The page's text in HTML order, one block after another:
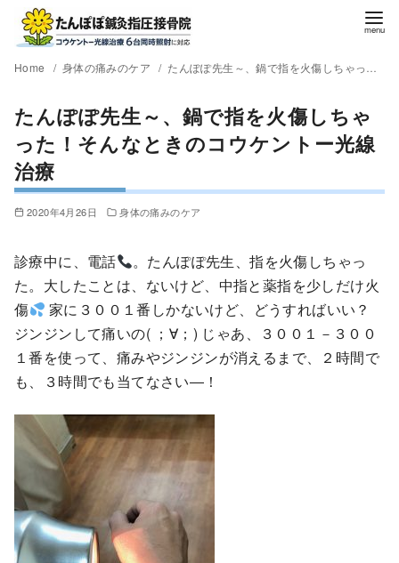
Home 身体の痛みのケア たんぽぽ先生～、鍋で指を火傷しちゃった！そんなときのコウケントー光線治療
たんぽぽ先生～、鍋で指を火傷しちゃ
った！そんなときのコウケントー光線
治療
2020年4月26日 身体の痛みのケア
診療中に、電話
。たんぽぽ先生、指を火傷しちゃっ
た。大したことは、ないけど、中指と薬指を少しだけ火
傷
家に３００１番しかないけど、どうすればいい？
ジンジンして痛いの( ；∀；) じゃあ、３００１－３００
１番を使って、痛みやジンジンが消えるまで、２時間で
も、３時間でも当てなさい―！